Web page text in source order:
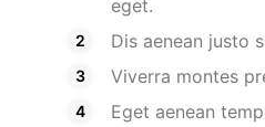
eget.
Dis aenean justo
Viverra montes
Eget aenean